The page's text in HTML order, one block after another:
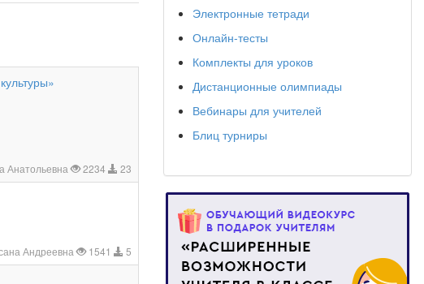
Анатольевна 2234 23
Андреевна 1541 5
Электронные тетради
Онлайн-тесты
Комплекты для уроков
Дистанционные олимпиады
Вебинары для учителей
Блиц турниры